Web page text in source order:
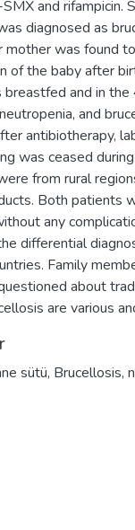
and rifampicin.
diagnosed as
mother was found
of the baby after
breastfed and in
and
antibiotherapy,
was ceased
from rural
Both patients
any
differential
Family
about
are various
sütü, Brucellosis,